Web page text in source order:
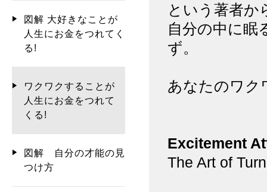
という著者か
自分の中に眠
ず。
あなたのワク
Excitement
The Art of
図解 大好きなことが
人生にお金をつれてく
る!
ワクワクすることが
人生にお金をつれて
くる!
図解 自分の才能の見
つけ方